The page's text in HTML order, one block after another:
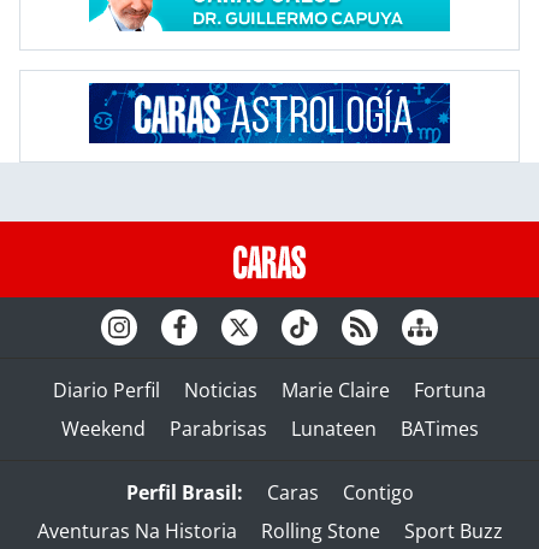
Diario Perfil Noticias Marie Claire
Fortuna
Weekend
Parabrisas Lunateen BATimes
Perfil Brasil: Caras
Contigo
Aventuras Na Historia
Rolling Stone Sport Buzz